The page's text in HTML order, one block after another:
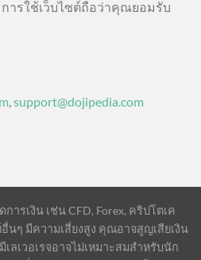
ารใช้เว็บไซต์ถือว่าคุณยอมรับ
,support@dojipedia.com
ารเงิน เช่น CFD, Forex, คริปโตเค
นๆ มีความเสี่ยงสูง คุณอาจสูญเสียเงิน
เวอเรจอาจไม่เหมาะสมสำหรับนัก